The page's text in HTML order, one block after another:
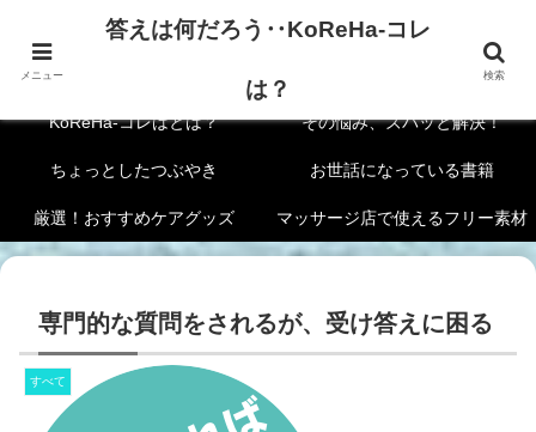
答えは何だろう‥KoReHa-コレは？
KoReHa-コレはとは？ その悩み、ズバッと解決！
ちょっとしたつぶやき お世話になっている書籍
厳選！おすすめケアグッズ マッサージ店で使えるフリー素材
専門的な質問をされるが、受け答えに困る
すべて
メニュー
答えは何だろう‥KoReHa-コレ
は？
検索